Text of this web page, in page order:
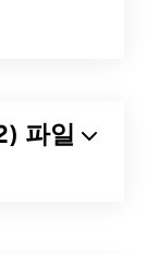
파일